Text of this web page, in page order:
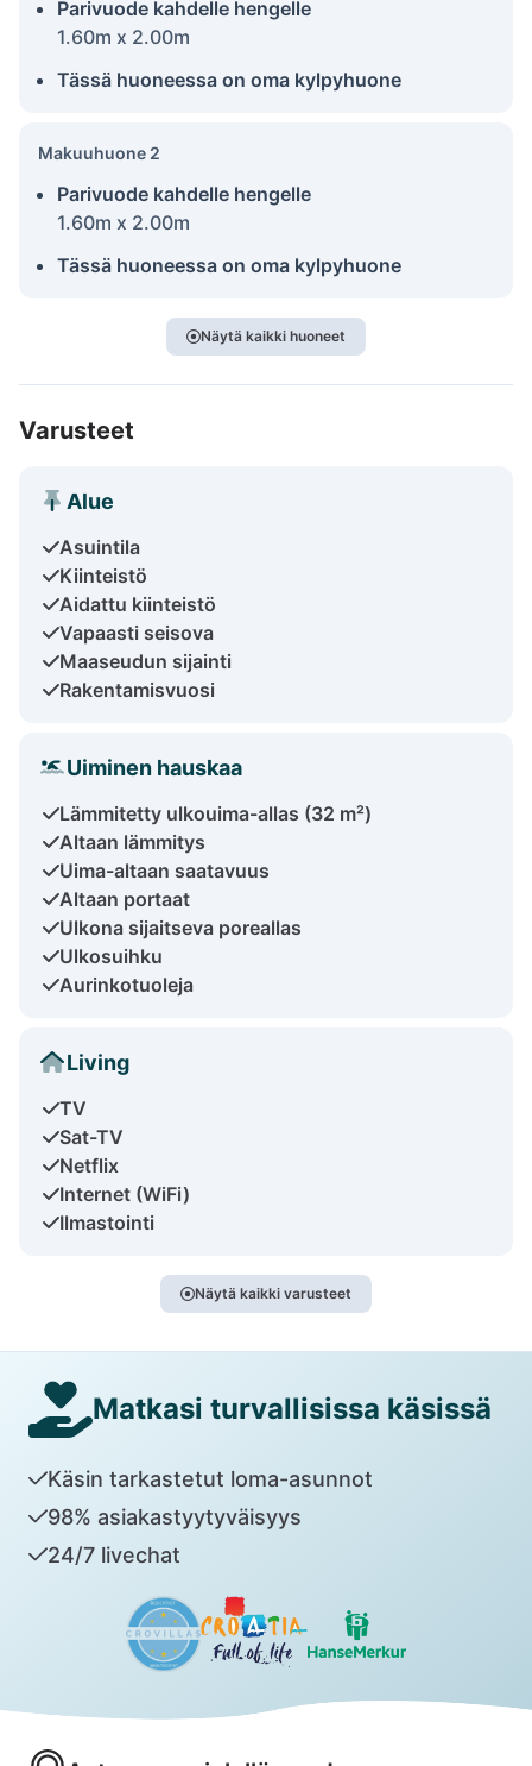
Parivuode kahdelle hengelle
1.60m x 2.00m
Tässä huoneessa on oma kylpyhuone
Makuuhuone 2
Parivuode kahdelle hengelle
1.60m x 2.00m
Tässä huoneessa on oma kylpyhuone
Näytä kaikki huoneet
Varusteet
Alue
Asuintila
Kiinteistö
Aidattu kiinteistö
Vapaasti seisova
Maaseudun sijainti
Rakentamisvuosi
Uiminen hauskaa
Lämmitetty ulkouima-allas (32 m²)
Altaan lämmitys
Uima-altaan saatavuus
Altaan portaat
Ulkona sijaitseva poreallas
Ulkosuihku
Aurinkotuoleja
Living
TV
Sat-TV
Netflix
Internet (WiFi)
Ilmastointi
Näytä kaikki varusteet
Matkasi turvallisissa käsissä
Käsin tarkastetut loma-asunnot
98% asiakastyytyväisyys
24/7 livechat